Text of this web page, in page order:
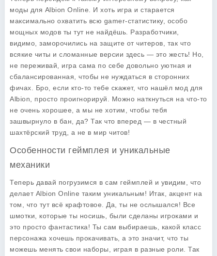
моды для Albion Online. И хоть игра и старается
максимально охватить всю gamer-статистику, особо
мощных модов ты тут не найдёшь. Разработчики,
видимо, заморочились на защите от читеров, так что
всякие читы и сломанные версии здесь — это жесть! Но,
не переживай, игра сама по себе довольно уютная и
сбалансированная, чтобы не нуждаться в сторонних
фичах. Бро, если кто-то тебе скажет, что нашёл мод для
Albion, просто проигнорируй. Можно наткнуться на что-то
не очень хорошее, а мы не хотим, чтобы тебя
зашвырнуло в бан, да? Так что вперед — в честный
шахтёрский труд, а не в мир читов!
Особенности геймплея и уникальные
механики
Теперь давай погрузимся в сам геймплей и увидим, что
делает Albion Online таким уникальным! Итак, акцент на
том, что тут всё крафтовое. Да, ты не ослышался! Все
шмотки, которые ты носишь, были сделаны игроками и
это просто фантастика! Ты сам выбираешь, какой класс
персонажа хочешь прокачивать, а это значит, что ты
можешь менять свои наборы, играя в разные роли. Так